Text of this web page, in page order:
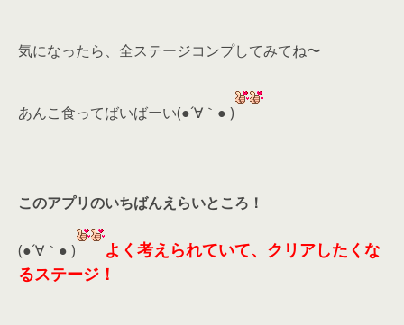
気になったら、 全ステージコンプしてみてね〜
あんこ食ってばいばーい(●´∀｀● )
このアプリのいちばんえらいところ！
(●´∀｀● )
よく考えられていて、クリアしたくな
るステージ！